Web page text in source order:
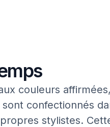
couleurs
confectionnés
stylistes.